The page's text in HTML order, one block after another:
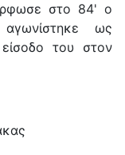
στο 84' ο
ως
του στον